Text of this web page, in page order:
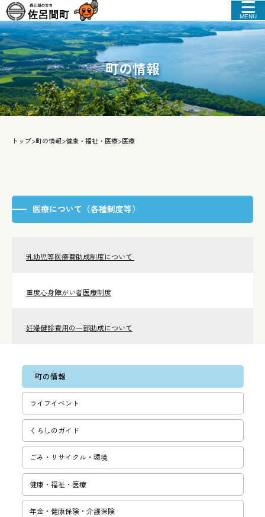
MENU
町の情報
トップ>町の情報>健康・福祉・医療>医療
医療について（各種制度等）
乳幼児等医療費助成制度について
重度心身障がい者医療制度
妊婦健診費用の一部助成について
町の情報
ライフイベント
くらしのガイド
ごみ・リサ­イクル・環­境
健康・福祉・医療
年金・健康保険・介護保険